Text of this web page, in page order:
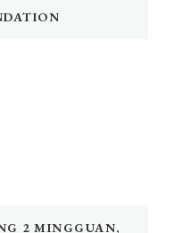
2 MINGGUAN,